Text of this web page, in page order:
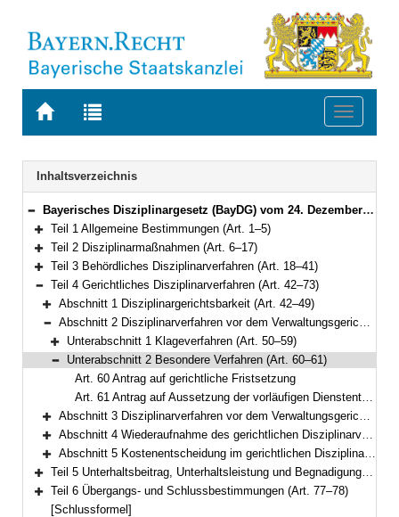
Zur
BAYERN.RECHT
Zur
letzten
Suche
Toggle
Navigation
Inhaltsverzeichnis
Bereich reduzieren
Bayerisches Disziplinargesetz (BayDG) vom 24. Dezember 2005 (GVBl. S. 665) BayRS 2031-1-1-F (Art. 1–78)
Bereich erweitern
Teil 1 Allgemeine Bestimmungen (Art. 1–5)
Bereich erweitern
Teil 2 Disziplinarmaßnahmen (Art. 6–17)
Bereich erweitern
Teil 3 Behördliches Disziplinarverfahren (Art. 18–41)
Bereich reduzieren
Teil 4 Gerichtliches Disziplinarverfahren (Art. 42–73)
Bereich erweitern
Abschnitt 1 Disziplinargerichtsbarkeit (Art. 42–49)
Bereich reduzieren
Abschnitt 2 Disziplinarverfahren vor dem Verwaltungsgericht (Art. 50–61)
Bereich erweitern
Unterabschnitt 1 Klageverfahren (Art. 50–59)
Bereich reduzieren
Unterabschnitt 2 Besondere Verfahren (Art. 60–61)
Art. 60 Antrag auf gerichtliche Fristsetzung
Art. 61 Antrag auf Aussetzung der vorläufigen Dienstenthebung und der Einbehaltung von Bezügen
Bereich erweitern
Abschnitt 3 Disziplinarverfahren vor dem Verwaltungsgerichtshof (Art. 62–65)
Bereich erweitern
Abschnitt 4 Wiederaufnahme des gerichtlichen Disziplinarverfahrens (Art. 66–71)
Bereich erweitern
Abschnitt 5 Kostenentscheidung im gerichtlichen Disziplinarverfahren (Art. 72–73)
Bereich erweitern
Teil 5 Unterhaltsbeitrag, Unterhaltsleistung und Begnadigung (Art. 74–76)
Bereich erweitern
Teil 6 Übergangs- und Schlussbestimmungen (Art. 77–78)
[Schlussformel]